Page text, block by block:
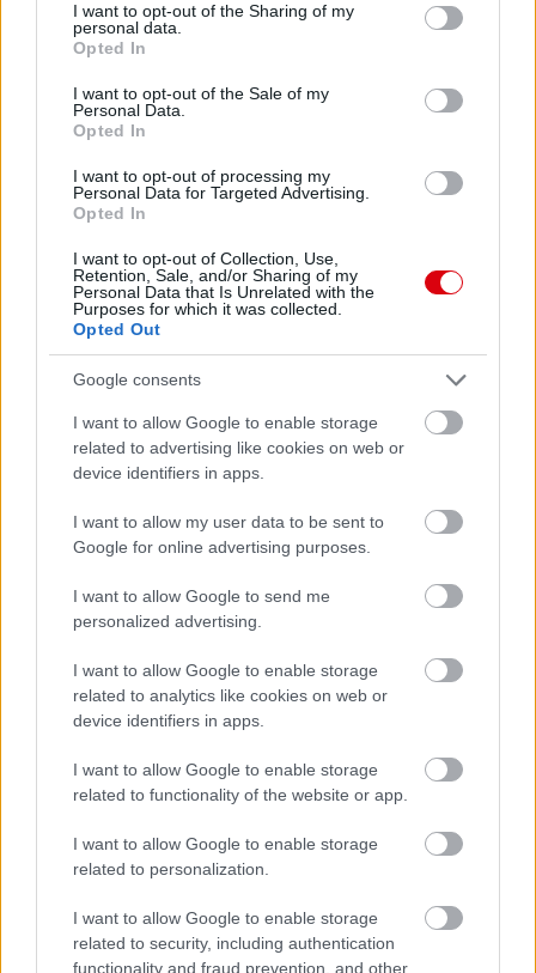
not limited to your visit or usage behaviour. You may click to
grant or deny consent to Google and its third-party tags to
use your data for below specified purposes in below Google
consent section.
I want to opt-out of the Sharing of my
personal data.
Opted In
I want to opt-out of the Sale of my
Personal Data.
Opted In
I want to opt-out of processing my
Personal Data for Targeted Advertising.
Opted In
I want to opt-out of Collection, Use,
Retention, Sale, and/or Sharing of my
Personal Data that Is Unrelated with the
Purposes for which it was collected.
Opted Out
Google consents
I want to allow Google to enable storage
related to advertising like cookies on web or
device identifiers in apps.
I want to allow my user data to be sent to
Google for online advertising purposes.
I want to allow Google to send me
personalized advertising.
I want to allow Google to enable storage
related to analytics like cookies on web or
device identifiers in apps.
I want to allow Google to enable storage
related to functionality of the website or app.
I want to allow Google to enable storage
related to personalization.
I want to allow Google to enable storage
related to security, including authentication
functionality and fraud prevention, and other
United
Felkészülési szezon 5. mérkőzés
Croke Park, Dublin
2026-08-12 20:30
2 nap 14 óra 57 perc 57 másodperc
AC MilanvsManchester United2026-08-15 18:00
ELŐZŐ MÉRKŐZÉSEK
Támogatás
Támogasd adományoddal
Kapcsolódó hírek
EGYKORI JÁTÉKOSOK